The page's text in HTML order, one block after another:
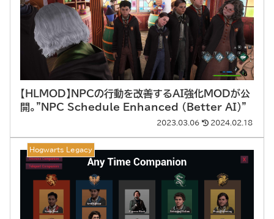
【HLMOD】NPCの行動を改善するAI強化MODが公
開。”NPC Schedule Enhanced (Better AI)”
2023.03.06 2024.02.18
Hogwarts Legacy